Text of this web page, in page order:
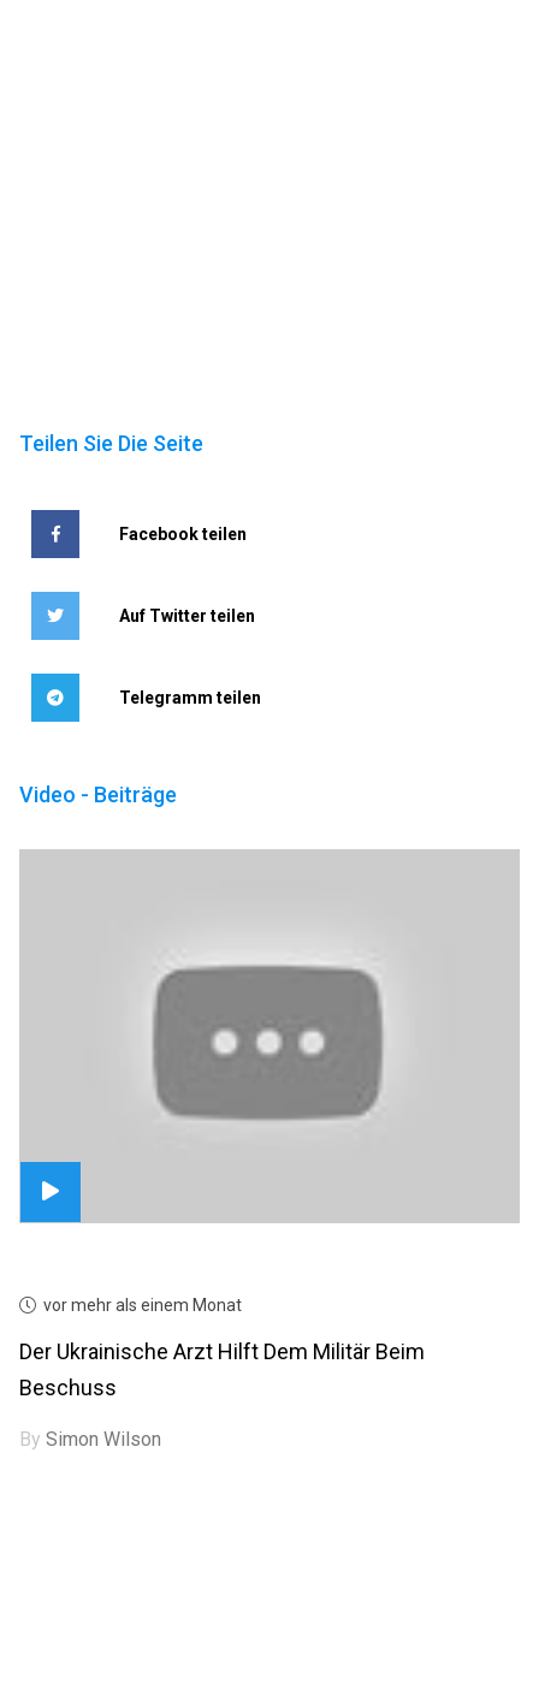
Teilen Sie Die Seite
Facebook teilen
Auf Twitter teilen
Telegramm teilen
Video - Beiträge
vor mehr als einem Monat
Der Ukrainische Arzt Hilft Dem Militär Beim
Beschuss
BySimon Wilson